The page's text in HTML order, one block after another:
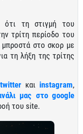
ότι τη στιγμή του
τρίτη περίοδο του
μπροστά στο σκορ με
τη λήξη της τρίτης
twitter και instagram,
μας στο google
του site.